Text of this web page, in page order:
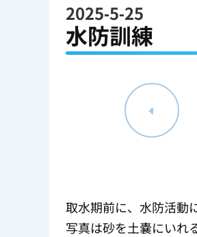
2025-5-25
水防訓練
取水期前に、水防活動
写真は砂を土嚢にいれ